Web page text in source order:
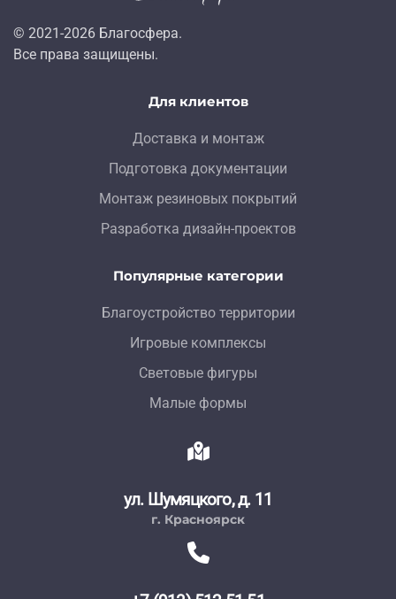
© 2021-2026 Благосфера.
Все права защищены.
Для клиентов
Доставка и монтаж
Подготовка документации
Монтаж резиновых покрытий
Разработка дизайн-проектов
Популярные категории
Благоустройство территории
Игровые комплексы
Световые фигуры
Малые формы
ул. Шумяцкого, д. 11
г. Красноярск